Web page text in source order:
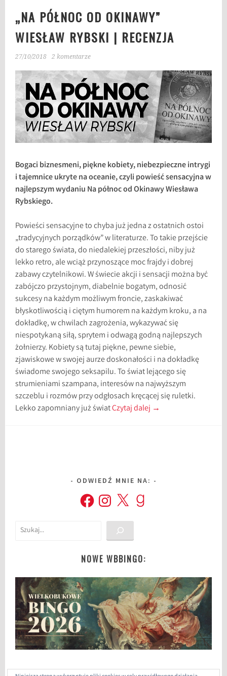
„NA PÓŁNOC OD OKINAWY”
WIESŁAW RYBSKI | RECENZJA
27/10/2018 2 komentarze
Bogaci biznesmeni, piękne kobiety, niebezpieczne intrygi
i tajemnice ukryte na oceanie, czyli powieść sensacyjna w
najlepszym wydaniu Na północ od Okinawy Wiesława
Rybskiego.
Powieści sensacyjne to chyba już jedna z ostatnich ostoi
„tradycyjnych porządków” w literaturze. To takie przejście
do starego świata, do niedalekiej przeszłości, niby już
lekko retro, ale wciąż przynoszące moc frajdy i dobrej
zabawy czytelnikowi. W świecie akcji i sensacji można być
zabójczo przystojnym, diabelnie bogatym, odnosić
sukcesy na każdym możliwym froncie, zaskakiwać
błyskotliwością i ciętym humorem na każdym kroku, a na
dokładkę, w chwilach zagrożenia, wykazywać się
niespotykaną siłą, sprytem i odwagą godną najlepszych
żołnierzy. Kobiety są tutaj piękne, pewne siebie,
zjawiskowe w swojej aurze doskonałości i na dokładkę
świadome swojego seksapilu. To świat lejącego się
strumieniami szampana, interesów na najwyższym
szczeblu i rozmów przy odgłosach kręcącej się ruletki.
Lekko zapomniany już światCzytaj dalej →
ODWIEDŹ MNIE NA:
FacebookInstagram
X Goodreads
Szukaj
NOWE WBBINGO: